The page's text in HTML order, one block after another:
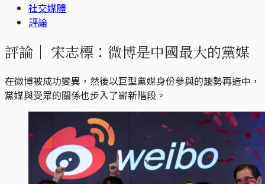
社交媒體
評論
評論｜ 宋志標：微博是中國最大的黨媒
在微博被成功變異，然後以巨型黨媒身份參與的趨勢再造中，
黨媒與受眾的關係也步入了嶄新階段。